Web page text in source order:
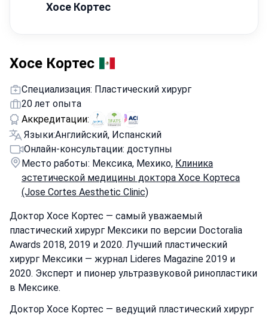
Хосе Кортес
Хосе Кортес
Специализация: Пластический хирург
20 лет опыта
Аккредитации:
Языки:Английский, Испанский
Онлайн-консультации: доступны
Место работы: Мексика, Мехико, Клиника
эстетической медицины доктора Хосе Кортеса
(Jose Cortes Aesthetic Clinic)
Доктор Хосе Кортес — самый уважаемый
пластический хирург Мексики по версии Doctoralia
Awards 2018, 2019 и 2020. Лучший пластический
хирург Мексики — журнал Lideres Magazine 2019 и
2020. Эксперт и пионер ультразвуковой ринопластики
в Мексике.
Доктор Хосе Кортес — ведущий пластический хирург